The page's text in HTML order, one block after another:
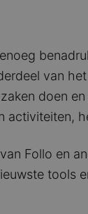
van
doen
activiteiten,
Follo en